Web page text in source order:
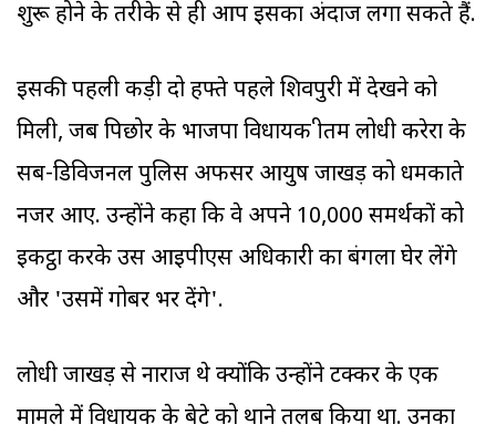
शुरू होने के तरीके से ही आप इसका अंदाज लगा सकते हैं.
इसकी पहली कड़ी दो हफ्ते पहले शिवपुरी में देखने को
मिली, जब पिछोर के भाजपा विधायक प्रीतम लोधी करेरा के
सब-डिविजनल पुलिस अफसर आयुष जाखड़ को धमकाते
नजर आए. उन्होंने कहा कि वे अपने 10,000 समर्थकों को
इकट्ठा करके उस आइपीएस अधिकारी का बंगला घेर लेंगे
और 'उसमें गोबर भर देंगे'.
लोधी जाखड़ से नाराज थे क्योंकि उन्होंने टक्कर के एक
मामले में विधायक के बेटे को थाने तलब किया था. उनका